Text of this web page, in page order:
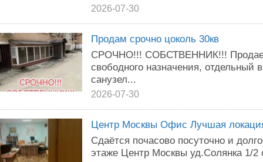
2026-07-30
Продам срочно цоколь 30кв
СРОЧНО!!! СОБСТВЕННИК!!!
свободного назначения, отдельный
санузел...
2026-07-30
Центр Москвы Офис Лучшая
Сдаётся почасово посуточно и
этаже Центр Москвы уд.Солянка 1/2